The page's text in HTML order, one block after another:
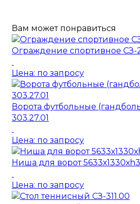
Вам может понравиться
Ограждение спортивное СЗ-
Цена: по запросу
Ворота футбольные
303.27.01
Цена: по запросу
Ниша для ворот
Цена: по запросу